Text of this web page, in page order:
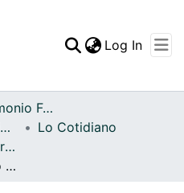
Statistics
Log In
Archivo del Patrimonio Fotográfico y Fílmico del Valle del Cauca
Fondo Archivo del Patrimonio Fotográfico y Fílmico del Valle del Cauca
Lo Cotidiano
APFFVC - Fotos Familiares - Patrimonial
Este ángulo fotográfico es inusual para la época porque abre el angulo visual y muestra detalles del lugar donde fue tomada la imagen